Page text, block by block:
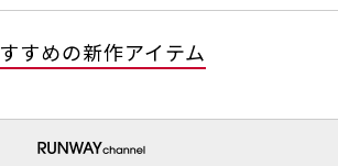
すめの新作アイテム